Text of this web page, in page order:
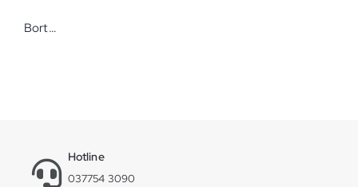
Bort BORT Select StabiloGen Gr. L haut Hochwertige Kniebandage zur Weichteilkompression
Hotline
037754 3090